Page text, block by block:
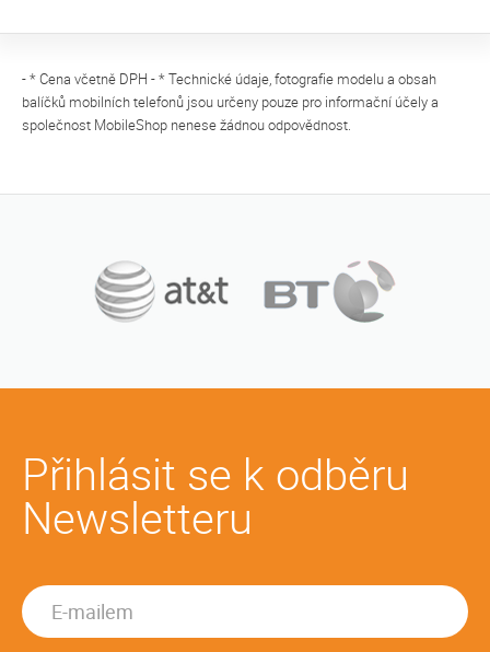
- * Cena včetně DPH - * Technické údaje, fotografie modelu a obsah
balíčků mobilních telefonů jsou určeny pouze pro informační účely a
společnost MobileShop nenese žádnou odpovědnost.
Přihlásit se k odběru
Newsletteru